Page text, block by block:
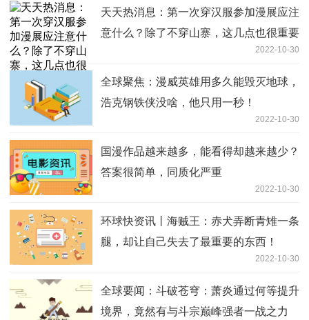
天天热消息：第一次穿汉服参加漫展应注
意什么？除了不穿山寨，这几点也很重要
2022-10-30
全球聚焦：漫威英雄用多久能毁灭地球，
浩克钢铁侠没啥，他只用一秒！
2022-10-30
国漫作品越来越多，能看得却越来越少？
答案很简单，同质化严重
2022-10-30
环球快资讯丨海贼王：赤犬弄断青雉一条
腿，却让自己失去了最重要的东西！
2022-10-30
全球要闻：斗破苍穹：萧炎通过何等提升
境界，竟然有与斗宗巅峰强者一战之力